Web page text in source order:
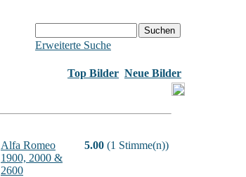
Erweiterte Suche
Top Bilder Neue Bilder
Alfa Romeo
1900, 2000 &
2600
5.00 (1 Stimme(n))